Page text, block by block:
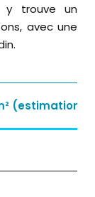
y trouve un
avec une
(estimation